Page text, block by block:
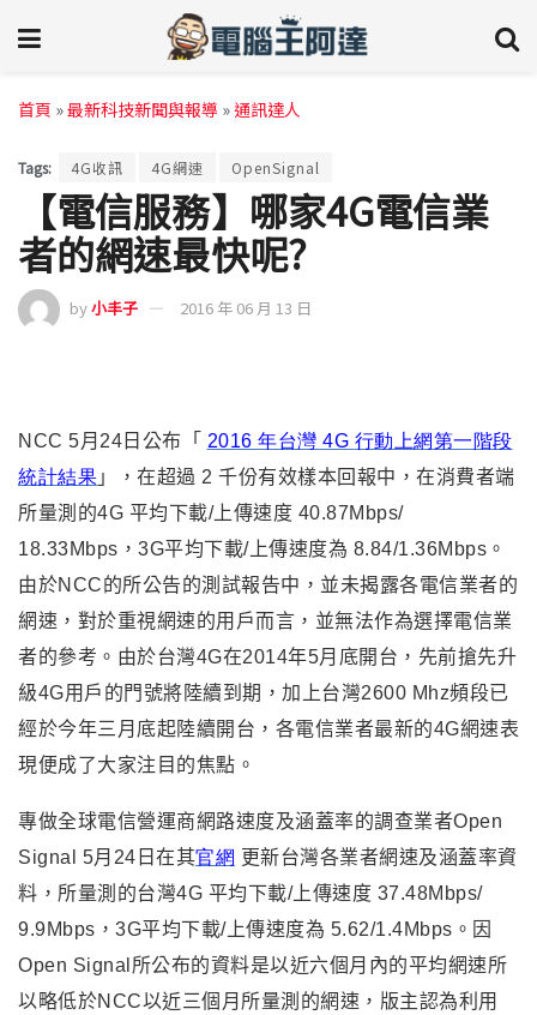
首頁 »最新科技新聞與報導 »通訊達人
Tags: 4G收訊 4G網速 OpenSignal
【電信服務】哪家4G電信業
者的網速最快呢?
by小丰子 2016 年 06 月 13 日
NCC 5月24日公布「 2016 年台灣 4G 行動上網第一階段
統計結果 」，在超過 2 千份有效樣本回報中，在消費者端
所量測的4G 平均下載/上傳速度 40.87Mbps/
18.33Mbps，3G平均下載/上傳速度為 8.84/1.36Mbps。
由於NCC的所公告的測試報告中，並未揭露各電信業者的
網速，對於重視網速的用戶而言，並無法作為選擇電信業
者的參考。由於台灣4G在2014年5月底開台，先前搶先升
級4G用戶的門號將陸續到期，加上台灣2600 Mhz頻段已
經於今年三月底起陸續開台，各電信業者最新的4G網速表
現便成了大家注目的焦點。
專做全球電信營運商網路速度及涵蓋率的調查業者Open
Signal 5月24日在其官網 更新台灣各業者網速及涵蓋率資
料，所量測的台灣4G 平均下載/上傳速度 37.48Mbps/
9.9Mbps，3G平均下載/上傳速度為 5.62/1.4Mbps。因
Open Signal所公布的資料是以近六個月內的平均網速所
以略低於NCC以近三個月所量測的網速，版主認為利用